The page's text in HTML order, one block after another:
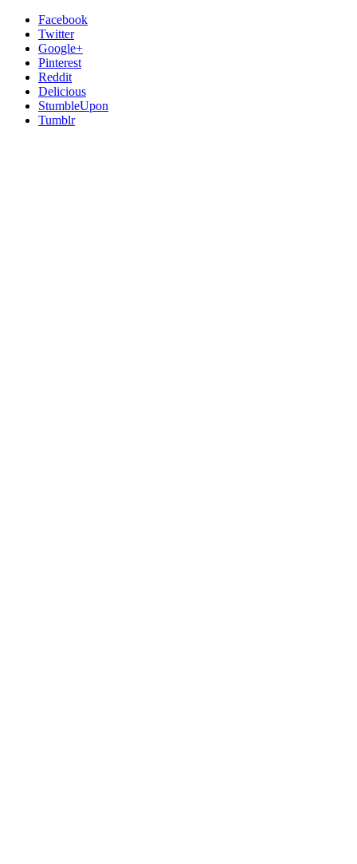
Facebook
Twitter
Google+
Pinterest
Reddit
Delicious
StumbleUpon
Tumblr